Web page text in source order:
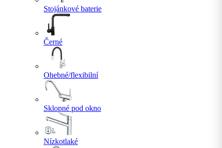
Stojánkové baterie
Černé
Ohebné/flexibilní
Sklopné pod okno
Nízkotlaké